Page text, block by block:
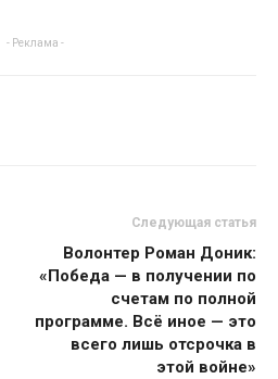
- Реклама -
Следующая статья
Волонтер Роман Доник:
«Победа — в получении по
счетам по полной
программе. Всё иное — это
всего лишь отсрочка в
этой войне»